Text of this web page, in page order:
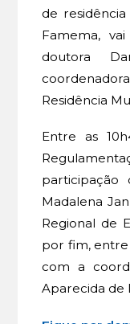
de
Famema,
doutora
Residência
Entre as
participação
Madalena
Regional de
por fim, entre
com a
Aparecida de